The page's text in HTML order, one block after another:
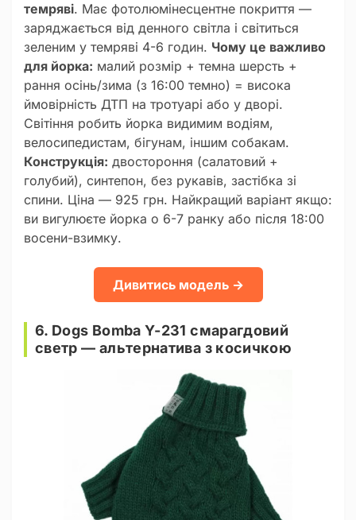
темряві. Має фотолюмінесцентне покриття —
заряджається від денного світла і світиться
зеленим у темряві 4-6 годин. Чому це важливо
для йорка: малий розмір + темна шерсть +
рання осінь/зима (з 16:00 темно) = висока
ймовірність ДТП на тротуарі або у дворі.
Світіння робить йорка видимим водіям,
велосипедистам, бігунам, іншим собакам.
Конструкція: двостороння (салатовий +
голубий), синтепон, без рукавів, застібка зі
спини. Ціна — 925 грн. Найкращий варіант якщо:
ви вигулюєте йорка о 6-7 ранку або після 18:00
восени-взимку.
Дивитись модель →
6. Dogs Bomba Y-231 смарагдовий
светр — альтернатива з косичкою